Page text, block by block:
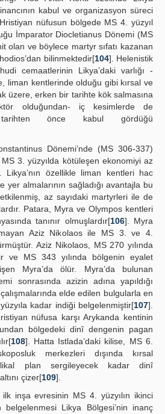
kabul ve organizasyon süreci
nüfusun bölgede MS 4. yüzyıl
İmparator Diocletianus Dönemi (MS
olan ve böylece martyr sıfatı kazanan
bilinmektedir[104]. Helenistik
cemaatlerinin Likya’daki varlığı -
liman kentlerinde olduğu gibi kırsal ve
üzere, erken bir tarihte kök salmasına
olduğundan- iç kesimlerde de
tarihten önce kabul gördüğü
Dönemi’nde (MS 306-337)
3. yüzyılda kötüleşen ekonomiyi az
Likya’nın özellikle liman kentleri hac
yer almalarının sağladığı avantajla bu
az sayıdaki martyrleri ile de
Patara, Myra ve Olympos kentleri
tanınır olmuşlardır[106]. Myra
Aziz Nikolaos ile MS 3. ve 4.
Aziz Nikolaos, MS 270 yılında
ve MS 343 yılında bölgenin eyalet
Myra’da ölür. Myra’da bulunan
sonrasında azizin adına yapıldığı
elde edilen bulgularla en
kadar indiği belgelenmiştir[107].
nüfusa karşı Arykanda kentinin
bölgedeki dinî dengenin pagan
108]. Hatta Istlada’daki kilise, MS 6.
merkezleri dışında kırsal
plan sergileyecek kadar dinî
çizer[109].
ilk inşa evresinin MS 4. yüzyılın ikinci
belgelenmesi Likya Bölgesi’nin inanç